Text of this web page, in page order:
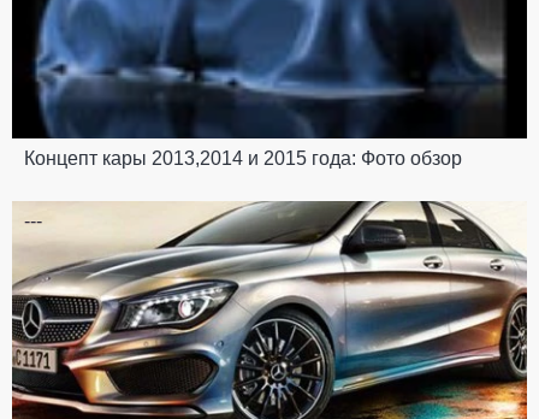
Концепт кары 2013,2014 и 2015 года: Фото обзор
---